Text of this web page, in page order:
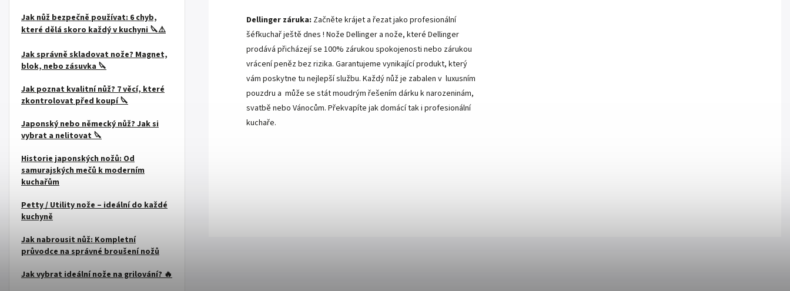
Jak nůž bezpečně používat: 6 chyb,
které dělá skoro každý v kuchyni 🔪⚠️
Jak správně skladovat nože? Magnet,
blok, nebo zásuvka 🔪
Jak poznat kvalitní nůž? 7 věcí, které
zkontrolovat před koupí 🔪
Japonský nebo německý nůž? Jak si
vybrat a nelitovat 🔪
Historie japonských nožů: Od
samurajských mečů k moderním
kuchařům
Petty / Utility nože – ideální do každé
kuchyně
Jak nabrousit nůž: Kompletní
průvodce na správné broušení nožů
Jak vybrat ideální nože na grilování? 🔥
Dellinger záruka: Začněte krájet a řezat jako profesionální
šéfkuchař ještě dnes ! Nože Dellinger a nože, které Dellinger
prodává přicházejí se 100% zárukou spokojenosti nebo zárukou
vrácení peněz bez rizika. Garantujeme vynikající produkt, který
vám poskytne tu nejlepší službu. Každý nůž je zabalen v luxusním
pouzdru a může se stát moudrým řešením dárku k narozeninám,
svatbě nebo Vánocům. Překvapíte jak domácí tak i profesionální
kuchaře.